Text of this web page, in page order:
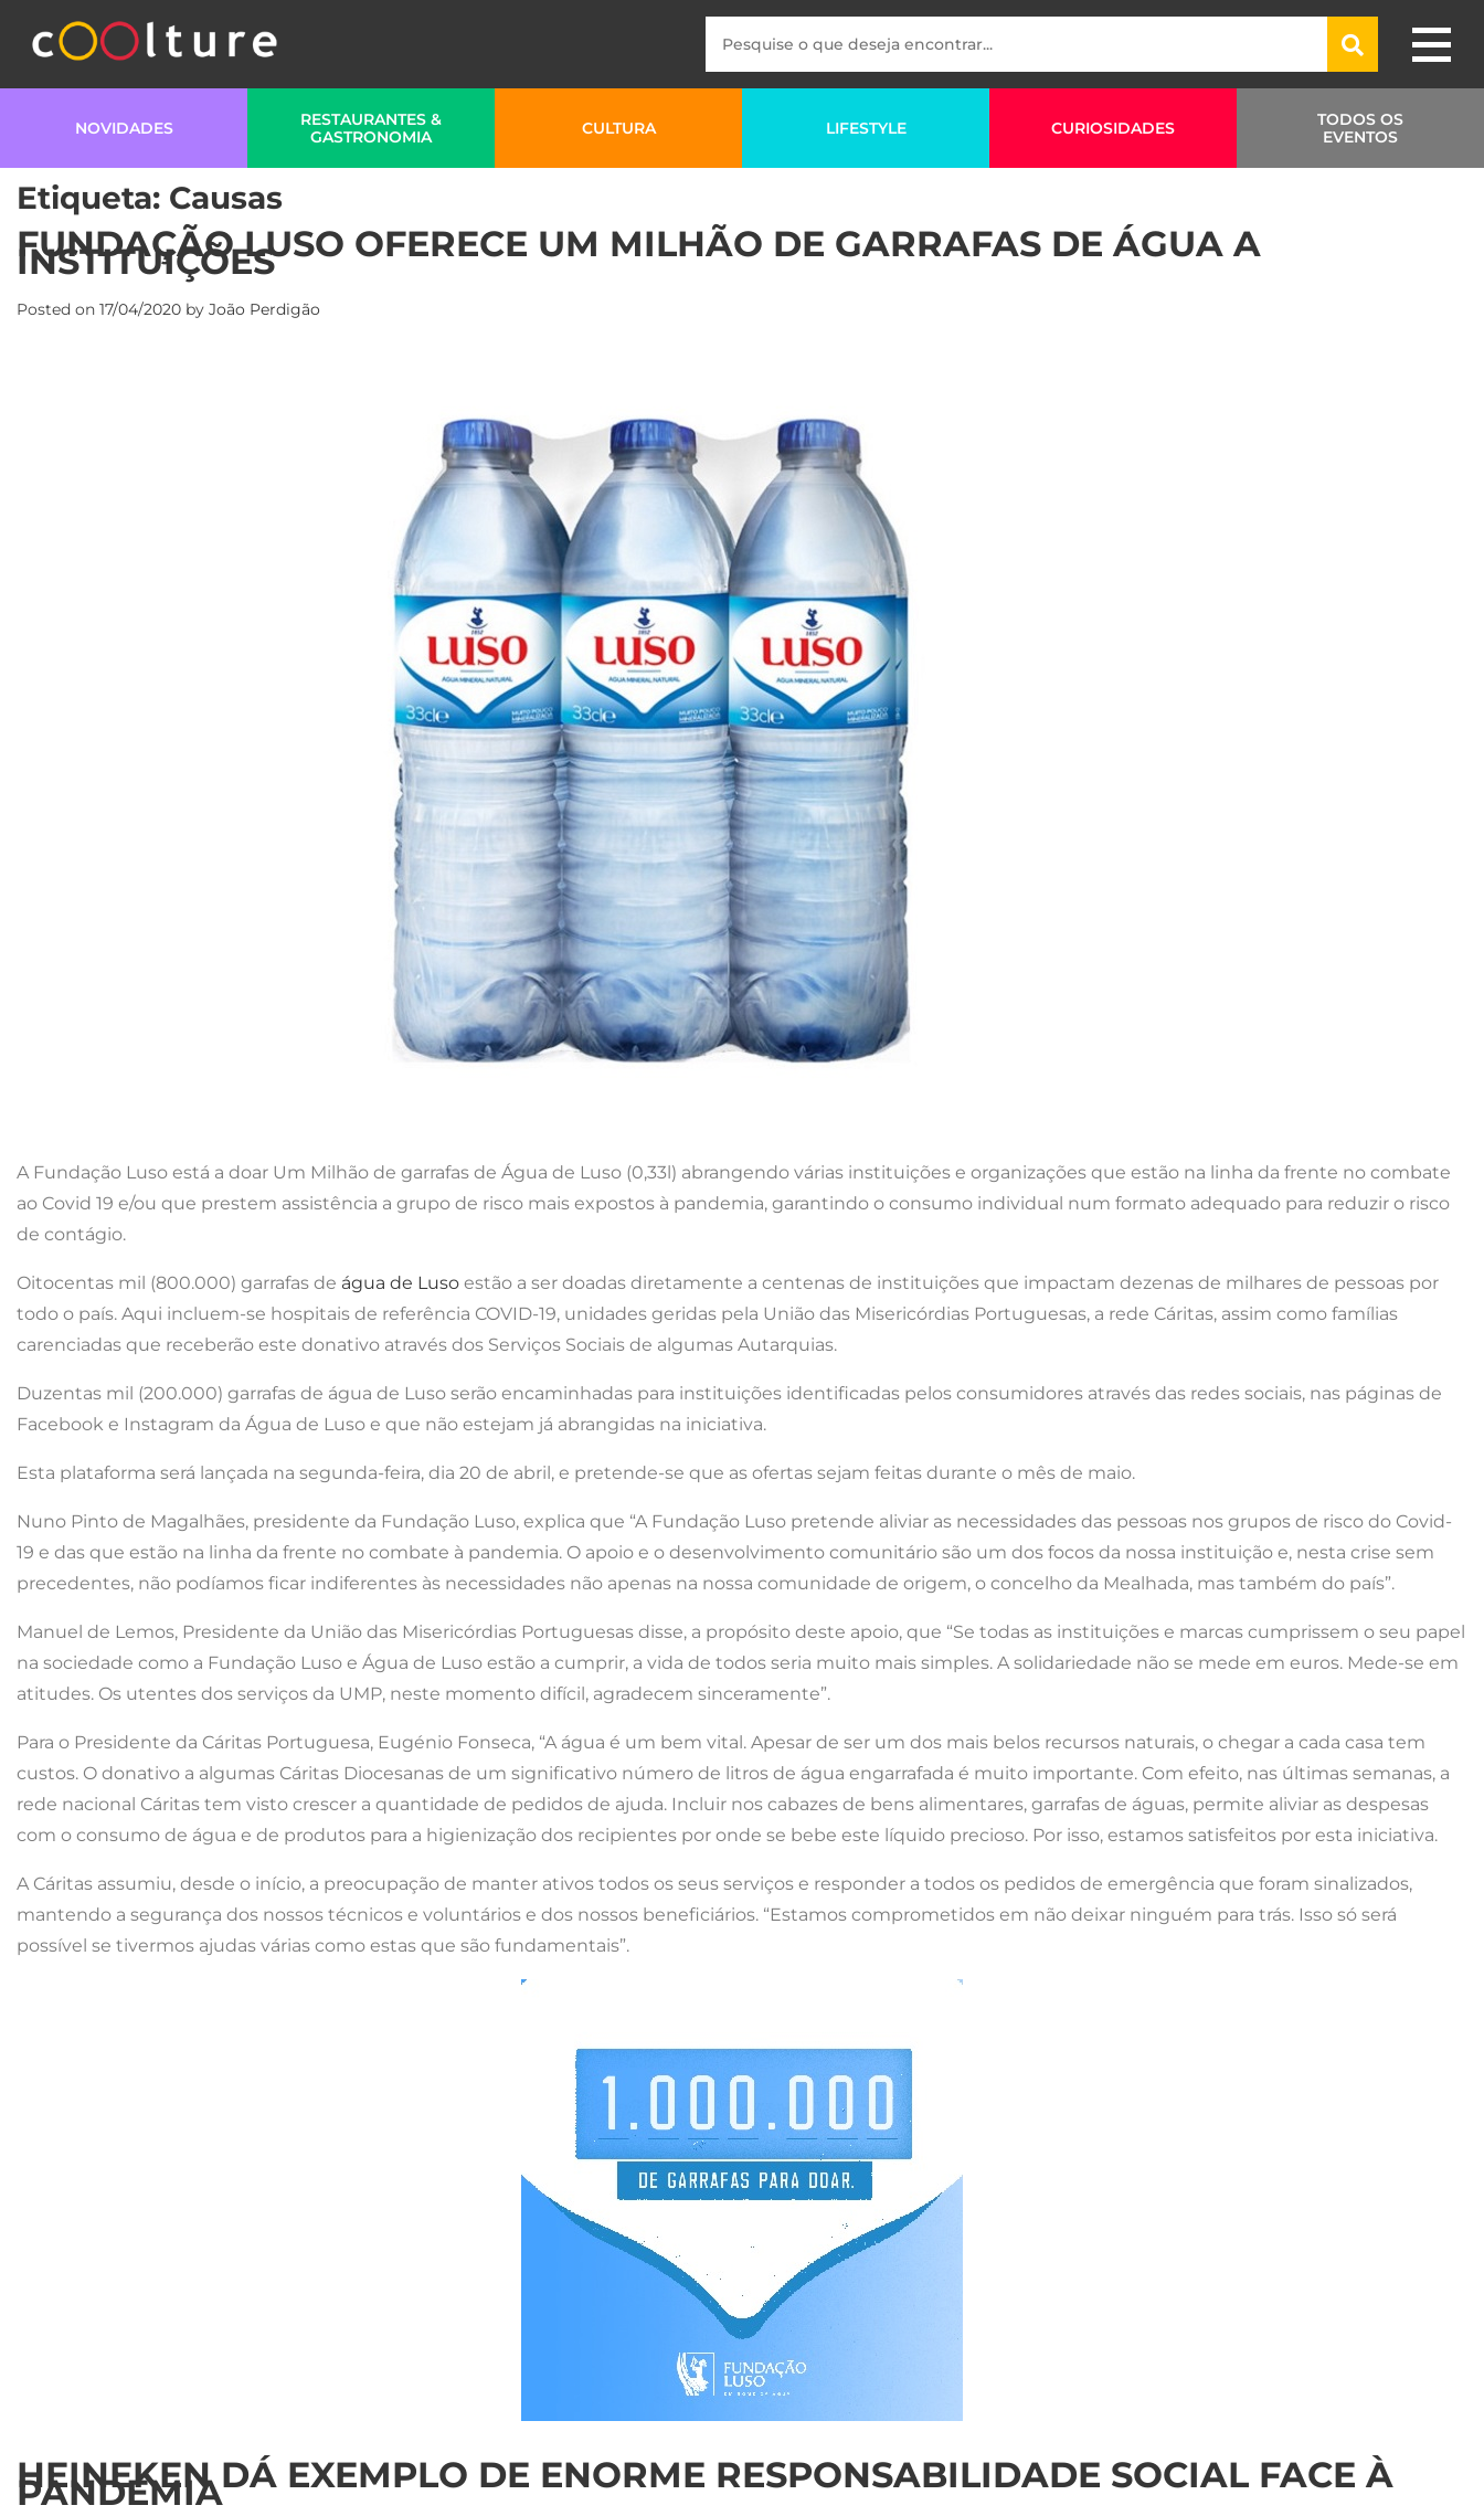
NOVIDADES
RESTAURANTES &
GASTRONOMIA
CULTURA LIFESTYLE CURIOSIDADES
TODOS OS
EVENTOS
Etiqueta: Causas
FUNDAÇÃO LUSO OFERECE UM MILHÃO DE GARRAFAS DE ÁGUA A
INSTITUIÇÕES
Posted on 17/04/2020 by João Perdigão
A Fundação Luso está a doar Um Milhão de garrafas de Água de Luso (0,33l) abrangendo várias instituições e organizações que estão na linha da frente no combate
ao Covid 19 e/ou que prestem assistência a grupo de risco mais expostos à pandemia, garantindo o consumo individual num formato adequado para reduzir o risco
de contágio.
Oitocentas mil (800.000) garrafas de água de Luso estão a ser doadas diretamente a centenas de instituições que impactam dezenas de milhares de pessoas por
todo o país. Aqui incluem-se hospitais de referência COVID-19, unidades geridas pela União das Misericórdias Portuguesas, a rede Cáritas, assim como famílias
carenciadas que receberão este donativo através dos Serviços Sociais de algumas Autarquias.
Duzentas mil (200.000) garrafas de água de Luso serão encaminhadas para instituições identificadas pelos consumidores através das redes sociais, nas páginas de
Facebook e Instagram da Água de Luso e que não estejam já abrangidas na iniciativa.
Esta plataforma será lançada na segunda-feira, dia 20 de abril, e pretende-se que as ofertas sejam feitas durante o mês de maio.
Nuno Pinto de Magalhães, presidente da Fundação Luso, explica que “A Fundação Luso pretende aliviar as necessidades das pessoas nos grupos de risco do Covid-
19 e das que estão na linha da frente no combate à pandemia. O apoio e o desenvolvimento comunitário são um dos focos da nossa instituição e, nesta crise sem
precedentes, não podíamos ficar indiferentes às necessidades não apenas na nossa comunidade de origem, o concelho da Mealhada, mas também do país”.
Manuel de Lemos, Presidente da União das Misericórdias Portuguesas disse, a propósito deste apoio, que “Se todas as instituições e marcas cumprissem o seu papel
na sociedade como a Fundação Luso e Água de Luso estão a cumprir, a vida de todos seria muito mais simples. A solidariedade não se mede em euros. Mede-se em
atitudes. Os utentes dos serviços da UMP, neste momento difícil, agradecem sinceramente”.
Para o Presidente da Cáritas Portuguesa, Eugénio Fonseca, “A água é um bem vital. Apesar de ser um dos mais belos recursos naturais, o chegar a cada casa tem
custos. O donativo a algumas Cáritas Diocesanas de um significativo número de litros de água engarrafada é muito importante. Com efeito, nas últimas semanas, a
rede nacional Cáritas tem visto crescer a quantidade de pedidos de ajuda. Incluir nos cabazes de bens alimentares, garrafas de águas, permite aliviar as despesas
com o consumo de água e de produtos para a higienização dos recipientes por onde se bebe este líquido precioso. Por isso, estamos satisfeitos por esta iniciativa.
A Cáritas assumiu, desde o início, a preocupação de manter ativos todos os seus serviços e responder a todos os pedidos de emergência que foram sinalizados,
mantendo a segurança dos nossos técnicos e voluntários e dos nossos beneficiários. “Estamos comprometidos em não deixar ninguém para trás. Isso só será
possível se tivermos ajudas várias como estas que são fundamentais”.
HEINEKEN DÁ EXEMPLO DE ENORME RESPONSABILIDADE SOCIAL FACE À
PANDEMIA